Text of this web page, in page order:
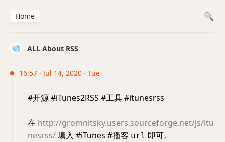
ALL About RSS
16:57 · Jul 14, 2020 · Tue
#开源 #iTunes2RSS #工具 #itunesrss
在 http://gromnitsky.users.sourceforge.net/js/itu
nesrss/填入 #iTunes #播客 url 即可。
Home